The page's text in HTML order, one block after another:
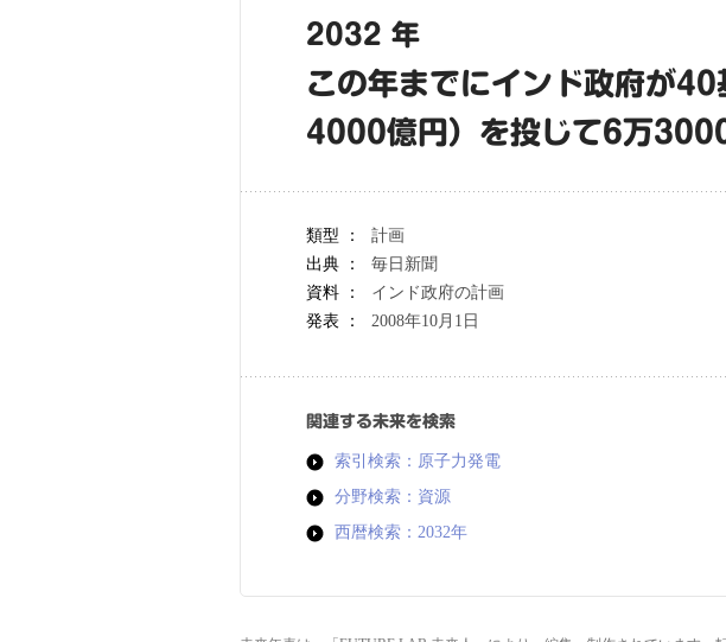
2032 年
この年までにインド政府が
4000億円）を投じて6万
類型 ：
計画
出典 ：
毎日新聞
資料 ：
インド政府の計画
発表 ：
2008年10月1日
関連する未来を検索
索引検索：原子力発電
分野検索：資源
西暦検索：2032年